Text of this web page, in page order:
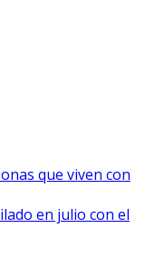
que viven con
en julio con el